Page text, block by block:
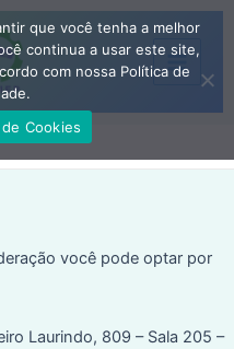
Main
você pode optar por
Laurindo, 809 – Sala 205 –
que você tenha a melhor
continua a usar este site,
com nossa Política de
Cookies